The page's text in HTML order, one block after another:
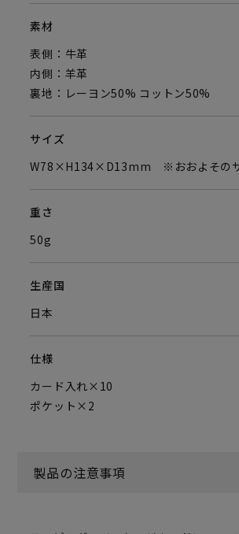
素材
表側：牛革
内側：羊革
裏地：レーヨン50% コットン50%
サイズ
W78×H134×D13mm ※おおよその
重さ
50g
生産国
日本
仕様
カード入れ×10
ポケット×2
製品の注意事項